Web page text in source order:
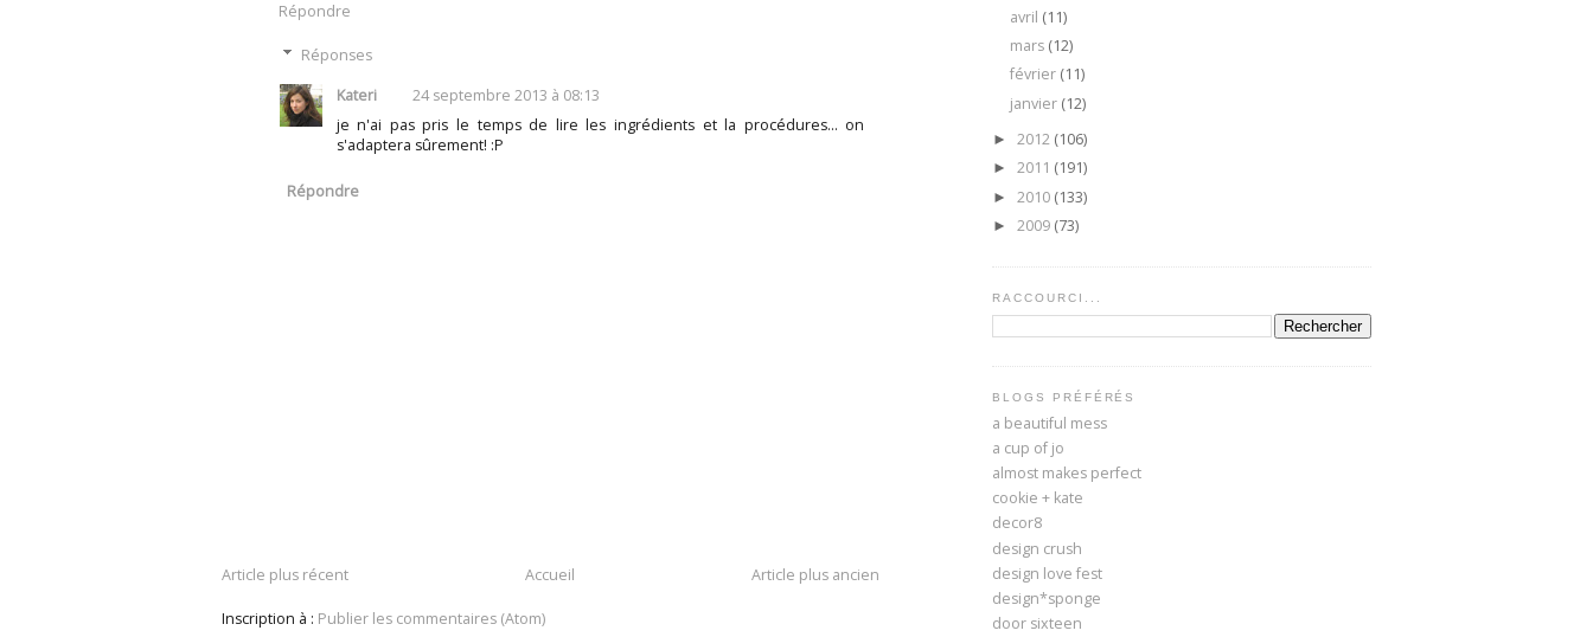
Répondre
Réponses
Kateri
24 septembre 2013 à 08:13
je n'ai pas pris le temps de lire les ingrédients et la procédures... on
s'adaptera sûrement! :P
Répondre
Article plus récent Article plus ancien
Accueil
Inscription à : Publier les commentaires (Atom)
avril (11)
mars (12)
février (11)
janvier (12)
► 2012 (106)
► 2011 (191)
► 2010 (133)
► 2009 (73)
RACCOURCI...
BLOGS PRÉFÉRÉS
a beautiful mess
a cup of jo
almost makes perfect
cookie + kate
decor8
design crush
design love fest
design*sponge
door sixteen